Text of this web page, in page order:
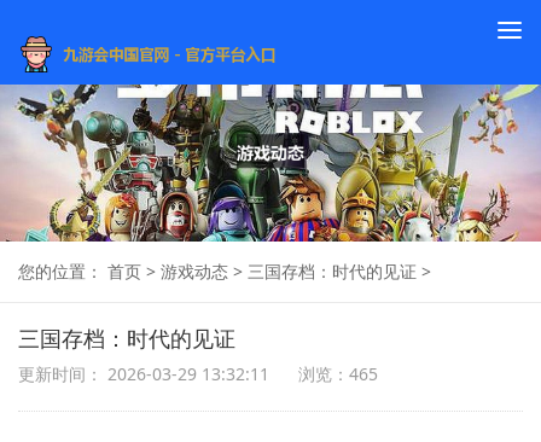
您的位置： 首页 > 游戏动态 > 三国存档：时代的见证 >
三国存档：时代的见证
更新时间： 2026-03-29 13:32:11 浏览：465